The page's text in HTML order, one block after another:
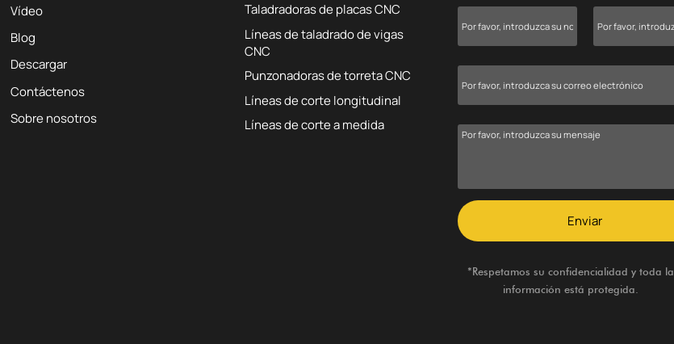
Vídeo
Blog
Descargar
Contáctenos
Sobre nosotros
Taladradoras de placas CNC
Líneas de taladrado de vigas
CNC
Punzonadoras de torreta CNC
Líneas de corte longitudinal
Líneas de corte a medida
Enviar
*Respetamos su confidencialidad y toda la
información está protegida.